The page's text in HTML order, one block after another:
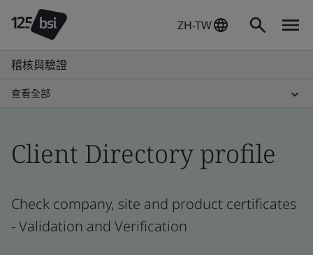
ZH-TW
稽核與驗證
查看全部
Client Directory profile
Check company, site and product certificates
- Validation and Verification